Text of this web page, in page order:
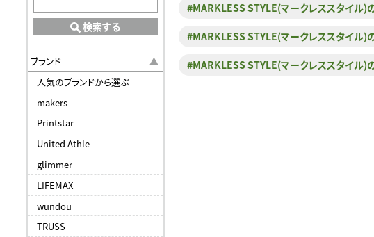
検索する
ブランド
人気のブランドから選ぶ
makers
Printstar
United Athle
glimmer
LIFEMAX
wundou
TRUSS
#MARKLESS STYLE(マークレススタイル)
#MARKLESS STYLE(マークレススタイル)
#MARKLESS STYLE(マークレススタイル)